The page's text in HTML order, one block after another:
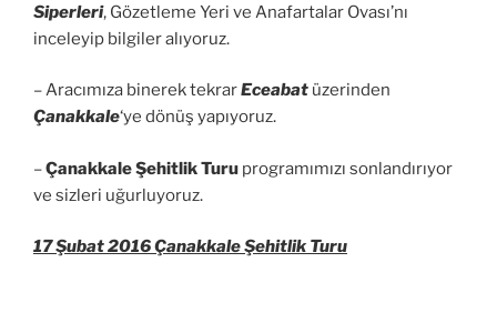
Siperleri, Gözetleme Yeri ve Anafartalar Ovası’nı
inceleyip bilgiler alıyoruz.
– Aracımıza binerek tekrarEceabat üzerinden
Çanakkale‘ye dönüş yapıyoruz.
–Çanakkale Şehitlik Turu programımızı sonlandırıyor
ve sizleri uğurluyoruz.
17 Şubat 2016 Çanakkale Şehitlik Turu